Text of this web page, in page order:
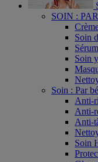
SOIN :
Soin
Soin
Soin : Par
Anti-
Anti-
Anti-
Soin